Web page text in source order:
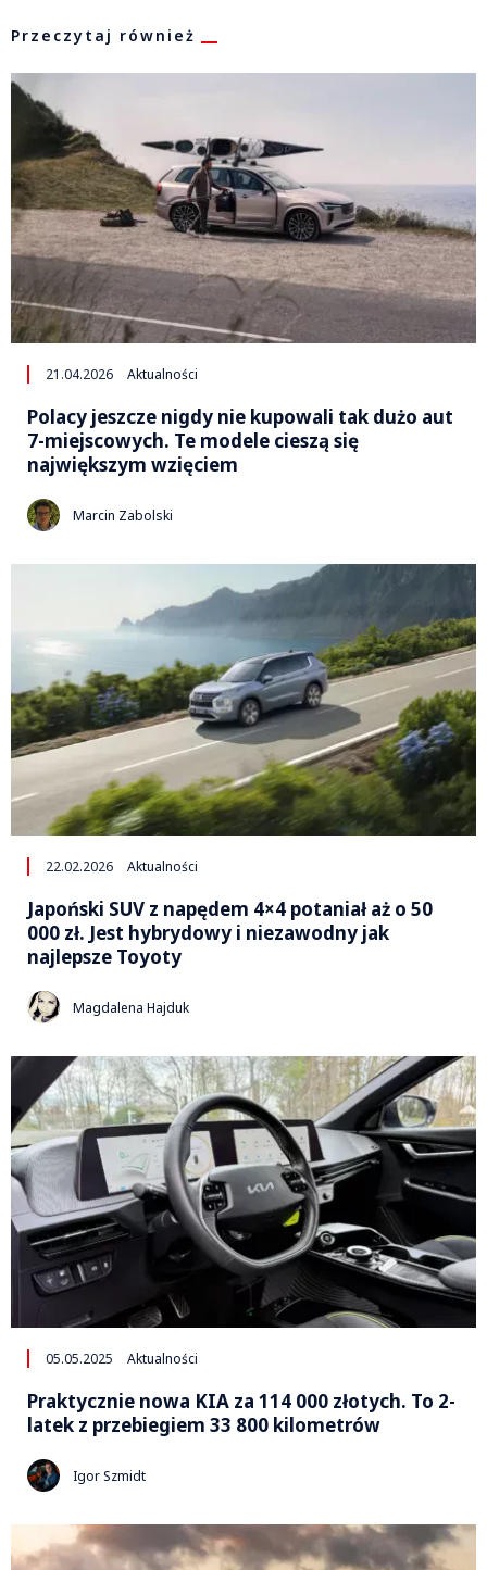
Przeczytaj również
21.04.2026 Aktualności
Polacy jeszcze nigdy nie kupowali tak dużo aut
7-miejscowych. Te modele cieszą się
największym wzięciem
Marcin Zabolski
22.02.2026 Aktualności
Japoński SUV z napędem 4×4 potaniał aż o 50
000 zł. Jest hybrydowy i niezawodny jak
najlepsze Toyoty
Magdalena Hajduk
05.05.2025 Aktualności
Praktycznie nowa KIA za 114 000 złotych. To 2-
latek z przebiegiem 33 800 kilometrów
Igor Szmidt